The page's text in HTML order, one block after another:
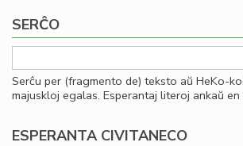
SERĈO
Serĉu per (fragmento de) teksto aŭ HeKo-
majuskloj egalas. Esperantaj literoj ankaŭ
ESPERANTA CIVITANECO